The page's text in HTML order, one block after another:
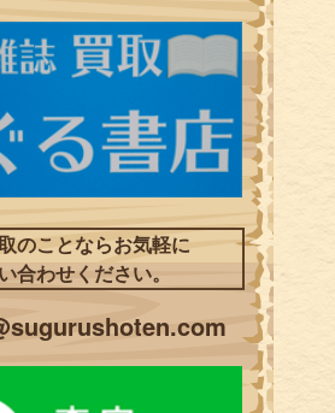
のことならお気軽に
合わせください。